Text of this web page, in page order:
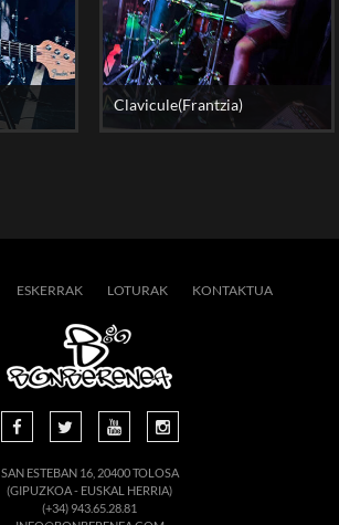
Clavicule(Frantzia)
ESKERRAK LOTURAK KONTAKTUA
SAN ESTEBAN 16, 20400 TOLOSA
(GIPUZKOA - EUSKAL HERRIA)
(+34) 943.65.28.81